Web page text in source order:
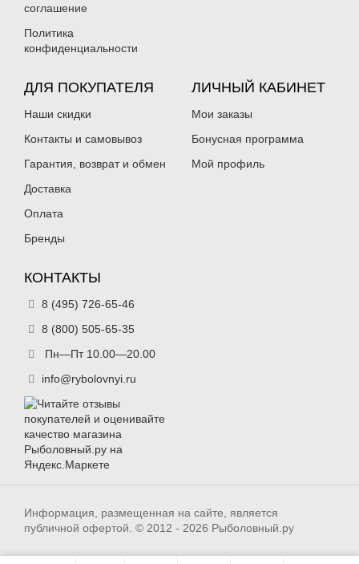
соглашение
Политика
конфиденциальности
ДЛЯ ПОКУПАТЕЛЯ
Наши скидки
Контакты и самовывоз
Гарантия, возврат и обмен
Доставка
Оплата
Бренды
ЛИЧНЫЙ КАБИНЕТ
Мои заказы
Бонусная программа
Мой профиль
КОНТАКТЫ
8 (495) 726-65-46
8 (800) 505-65-35
Пн—Пт 10.00—20.00
info@rybolovnyi.ru
Информация, размещенная на сайте, является
публичной офертой. © 2012 - 2026 Рыболовный.ру